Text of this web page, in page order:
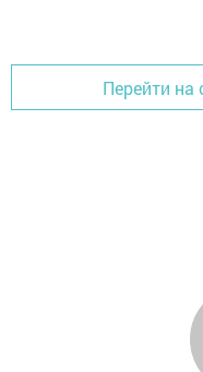
Перейти на